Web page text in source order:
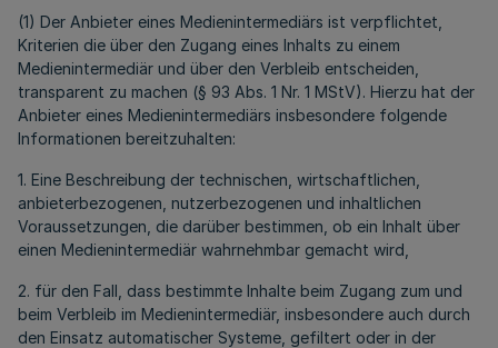
(1) Der Anbieter eines Medienintermediärs ist verpflichtet,
Kriterien die über den Zugang eines Inhalts zu einem
Medienintermediär und über den Verbleib entscheiden,
transparent zu machen (§ 93 Abs. 1 Nr. 1 MStV). Hierzu hat der
Anbieter eines Medienintermediärs insbesondere folgende
Informationen bereitzuhalten:
1. Eine Beschreibung der technischen, wirtschaftlichen,
anbieterbezogenen, nutzerbezogenen und inhaltlichen
Voraussetzungen, die darüber bestimmen, ob ein Inhalt über
einen Medienintermediär wahrnehmbar gemacht wird,
2. für den Fall, dass bestimmte Inhalte beim Zugang zum und
beim Verbleib im Medienintermediär, insbesondere auch durch
den Einsatz automatischer Systeme, gefiltert oder in der